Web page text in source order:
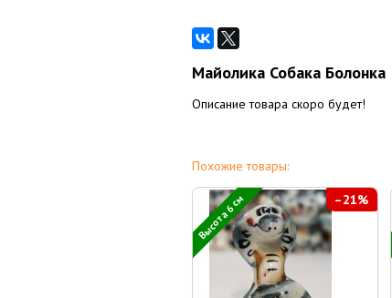
Майолика Собака Болонка
Описание товара скоро будет!
Похожие товары:
–21%
Высота 6 см